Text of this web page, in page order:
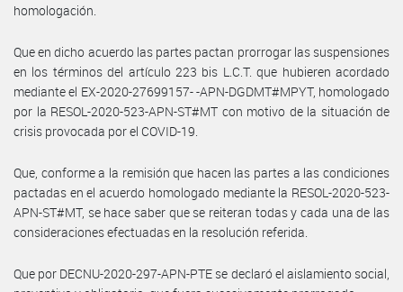
homologación.
Que en dicho acuerdo las partes pactan prorrogar las suspensiones
en los términos del artículo 223 bis L.C.T. que hubieren acordado
mediante el EX-2020-27699157- -APN-DGDMT#MPYT, homologado
por la RESOL-2020-523-APN-ST#MT con motivo de la situación de
crisis provocada por el COVID-19.
Que, conforme a la remisión que hacen las partes a las condiciones
pactadas en el acuerdo homologado mediante la RESOL-2020-523-
APN-ST#MT, se hace saber que se reiteran todas y cada una de las
consideraciones efectuadas en la resolución referida.
Que por DECNU-2020-297-APN-PTE se declaró el aislamiento social,